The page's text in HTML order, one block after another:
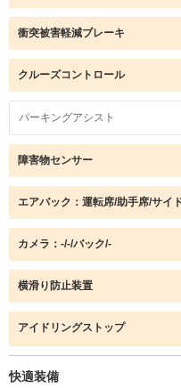
衝突被害軽減ブレーキ
クルーズコントロール
パーキングアシスト
障害物センサー
エアバック：運転席/助手席/サイ
カメラ：-/-/バック/-
横滑り防止装置
アイドリングストップ
快適装備